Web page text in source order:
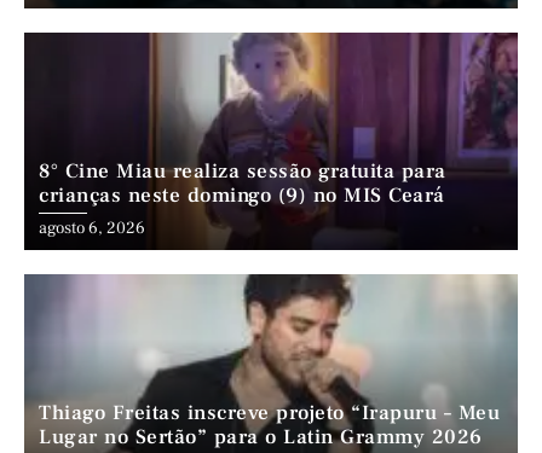
8° Cine Miau realiza sessão gratuita para
crianças neste domingo (9) no MIS Ceará
agosto 6, 2026
Thiago Freitas inscreve projeto “Irapuru – Meu
Lugar no Sertão” para o Latin Grammy 2026